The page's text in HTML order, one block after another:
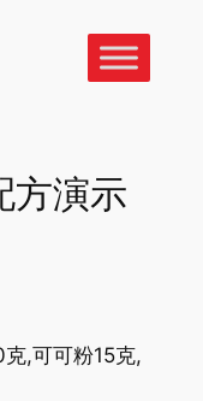
方演示
,可可粉15克,